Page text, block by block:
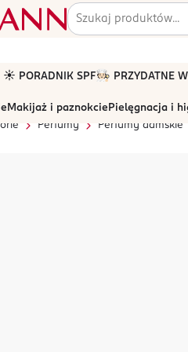
☀️ PORADNIK SPF🧑🏻‍🍳 PRZYDATNE
Makijaż i paznokcie Pielęgnacja i
Perfumy Perfumy damskie